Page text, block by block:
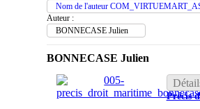
Nom de l'auteur
Auteur :
BONNECASE Julien
BONNECASE Julien
Précis